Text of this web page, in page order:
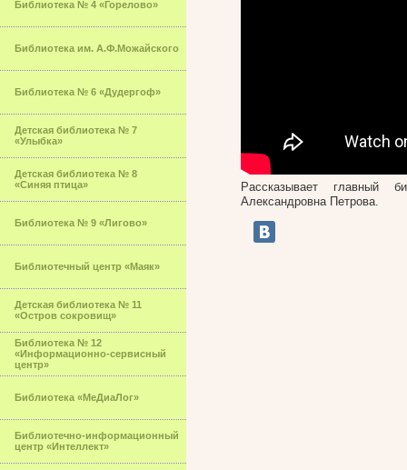
Библиотека № 4 «Горелово»
Библиотека им. А.Ф.Можайского
Библиотека № 6 «Дудергоф»
Детская библиотека № 7
«Улыбка»
Детская библиотека № 8
«Синяя птица»
Библиотека № 9 «Лигово»
Библиотечный центр «Маяк»
Детская библиотека № 11
«Остров сокровищ»
Библиотека № 12
«Информационно-сервисный
центр»
Библиотека «МеДиаЛог»
Библиотечно-информационный
центр «Интеллект»
Рассказывает главный
Александровна Петрова.